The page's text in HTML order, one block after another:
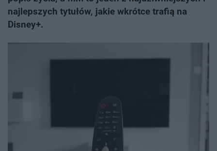
najlepszych tytułów, jakie wkrótce trafią na
Disney+.